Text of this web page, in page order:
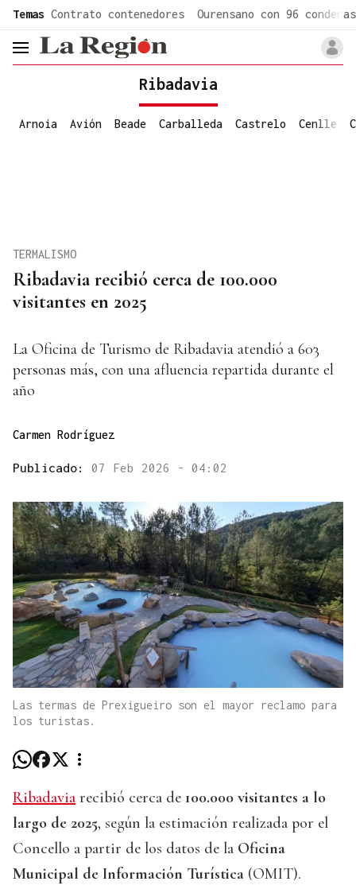
Temas Contrato contenedores Ourensano con 96 condenas
header.menu.open
Ribadavia
Arnoia Avión Beade Carballeda Castrelo Cenlle
Ribadavia recibió cerca de 100.000
visitantes en 2025
TERMALISMO
La Oficina de Turismo de Ribadavia atendió a 603
personas más, con una afluencia repartida durante el
año
Carmen Rodríguez
Publicado: 07 Feb 2026 - 04:02
Las termas de Prexigueiro son el mayor reclamo para
los turistas.
Ribadavia recibió cerca de 100.000 visitantes a lo
largo de 2025, según la estimación realizada por el
Concello a partir de los datos de la Oficina
Municipal de Información Turística (OMIT).